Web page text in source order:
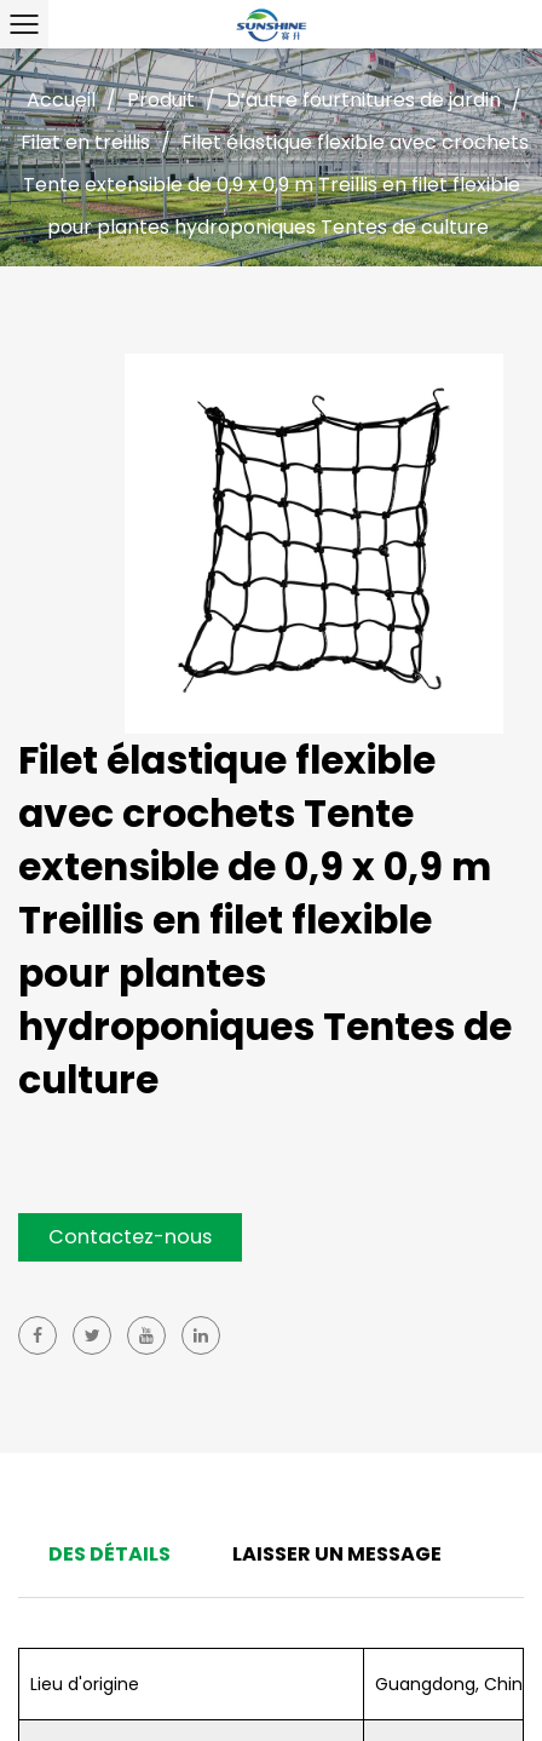
Accueil / Produit / D’autre fourtnitures de jardin /
Filet en treillis / Filet élastique flexible avec crochets
Tente extensible de 0,9 x 0,9 m Treillis en filet flexible
pour plantes hydroponiques Tentes de culture
Filet élastique flexible
avec crochets Tente
extensible de 0,9 x 0,9 m
Treillis en filet flexible
pour plantes
hydroponiques Tentes de
culture
Contactez-nous
DES DÉTAILS LAISSER UN MESSAGE
Lieu d'origine Guangdong, Chine